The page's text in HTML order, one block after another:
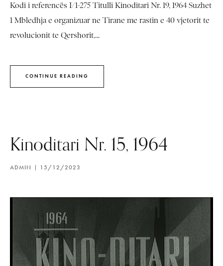
Kodi i referencës I/1-275 Titulli Kinoditari Nr. 19, 1964 Suzhet
1 Mbledhja e organizuar ne Tirane me rastin e 40 vjetorit te
revolucionit te Qershorit,...
CONTINUE READING
Kinoditari Nr. 15, 1964
ADMIN 15/12/2023